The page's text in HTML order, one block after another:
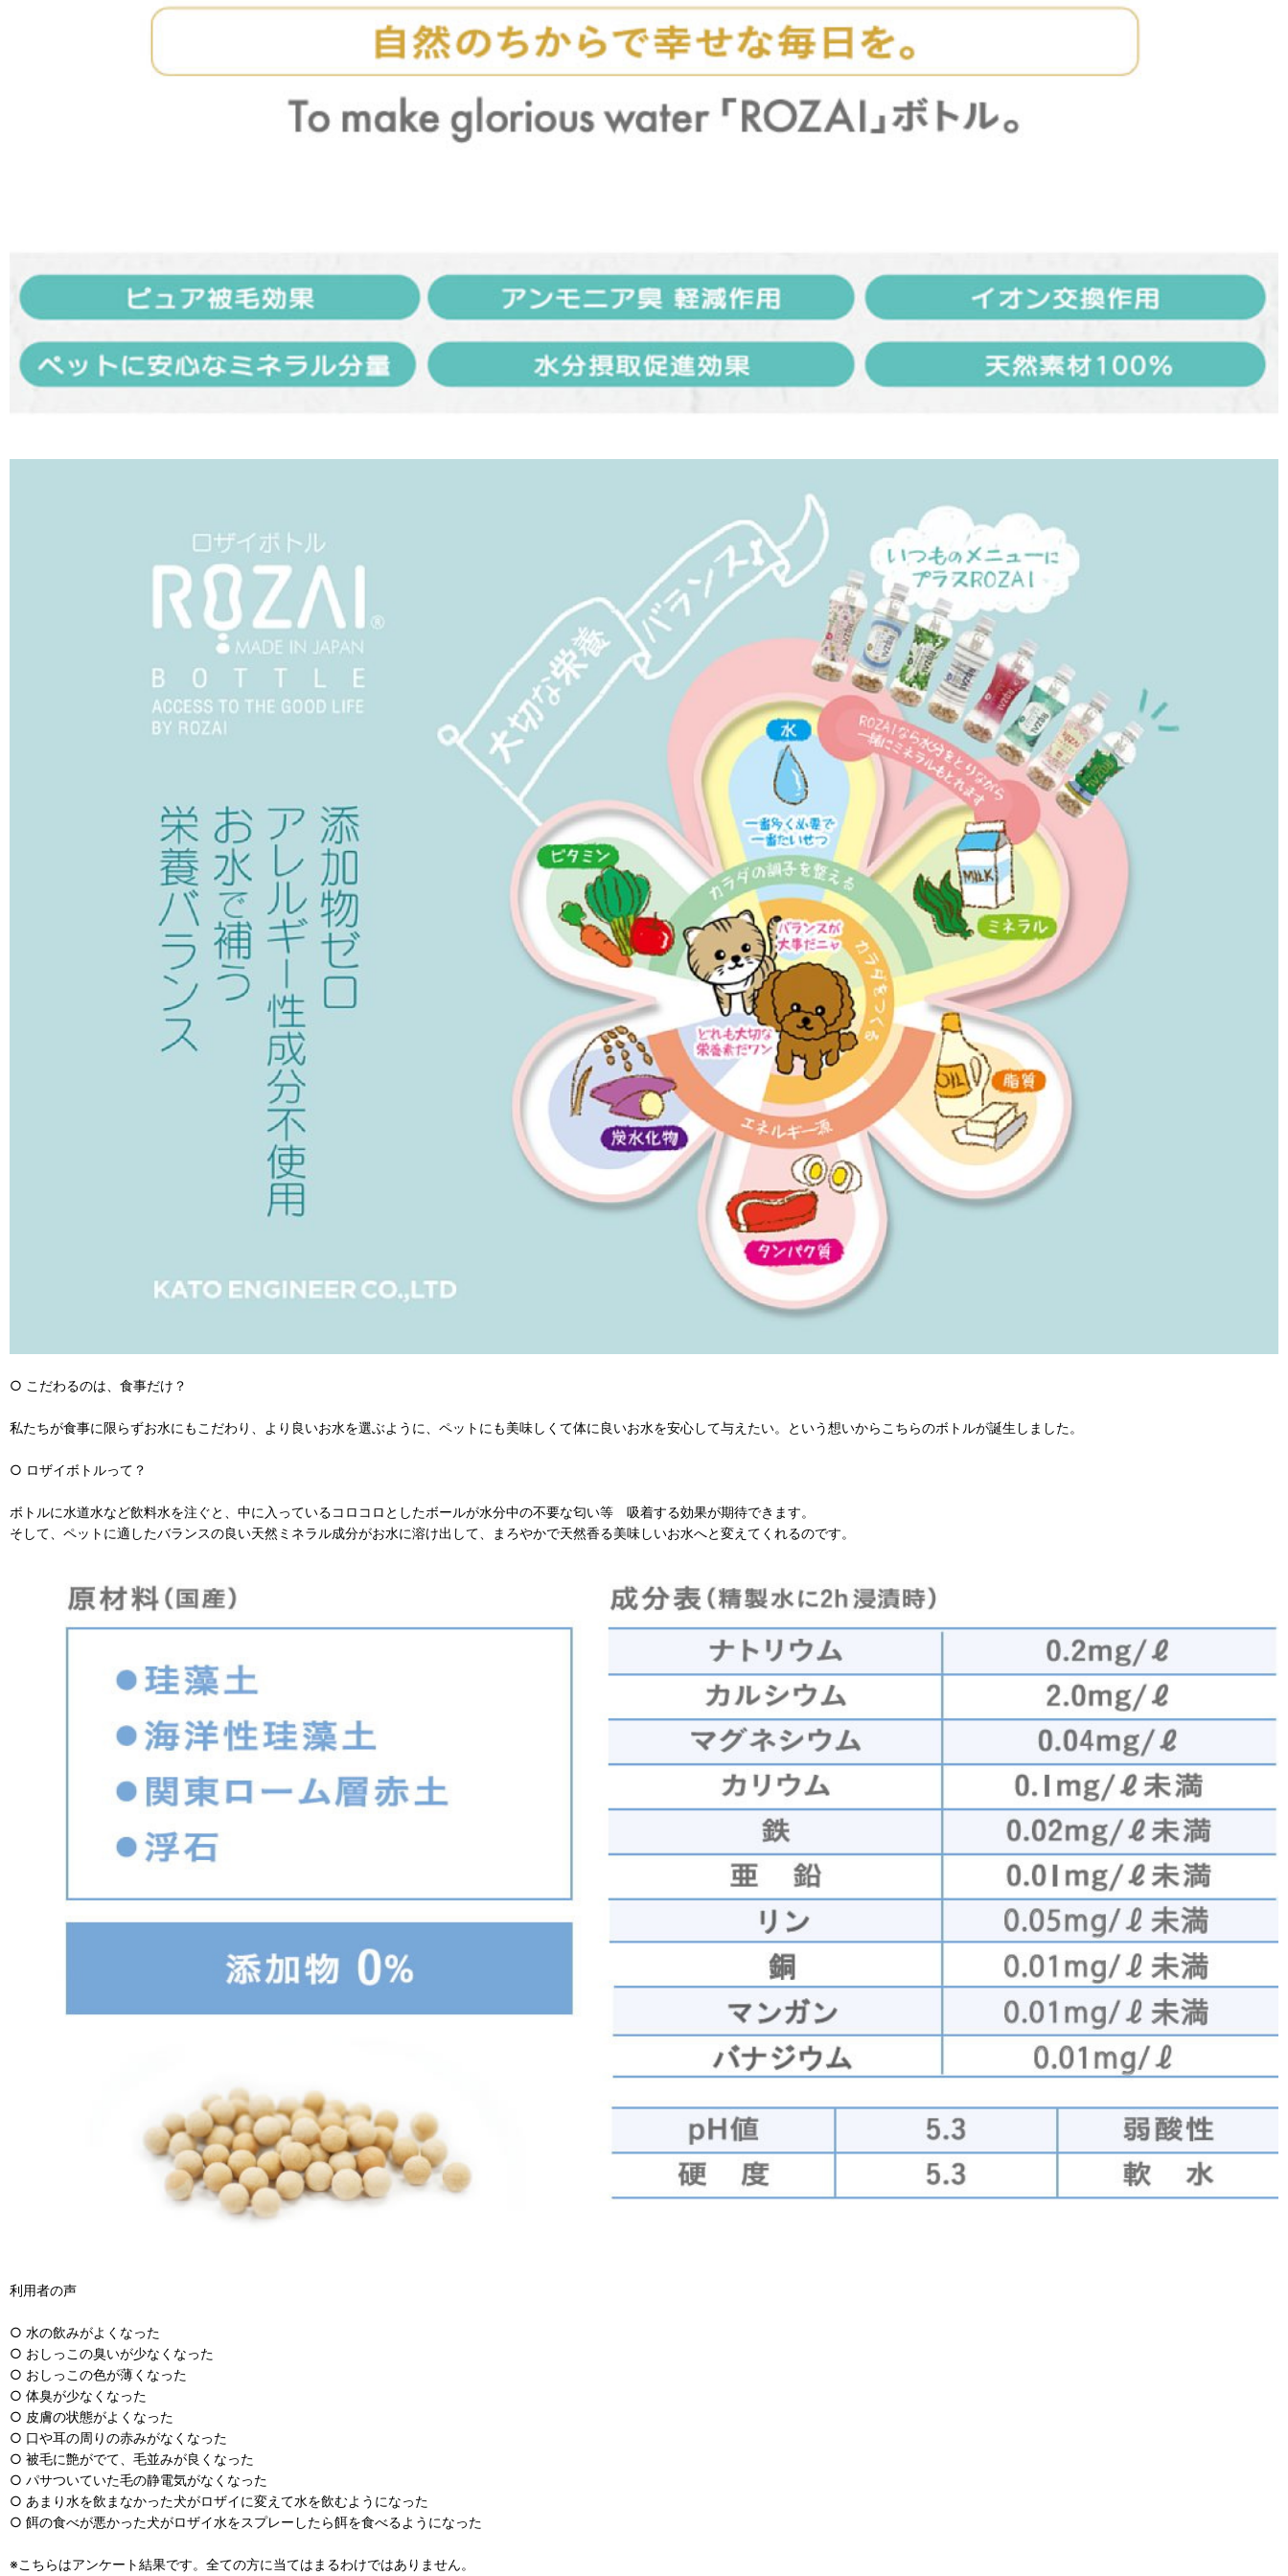
○ こだわるのは、食事だけ？
私たちが食事に限らずお水にもこだわり、より良いお水を選ぶように、ペットにも美味しくて体に良いお水を安心して与えたい。という想いからこちらのボトルが誕生しました。
○ ロザイボトルって？
ボトルに水道水など飲料水を注ぐと、中に入っているコロコロとしたボールが水分中の不要な匂い等 吸着する効果が期待できます。
そして、ペットに適したバランスの良い天然ミネラル成分がお水に溶け出して、まろやかで天然香る美味しいお水へと変えてくれるのです。
利用者の声
○ 水の飲みがよくなった
○ おしっこの臭いが少なくなった
○ おしっこの色が薄くなった
○ 体臭が少なくなった
○ 皮膚の状態がよくなった
○ 口や耳の周りの赤みがなくなった
○ 被毛に艶がでて、毛並みが良くなった
○ パサついていた毛の静電気がなくなった
○ あまり水を飲まなかった犬がロザイに変えて水を飲むようになった
○ 餌の食べが悪かった犬がロザイ水をスプレーしたら餌を食べるようになった
※こちらはアンケート結果です。全ての方に当てはまるわけではありません。